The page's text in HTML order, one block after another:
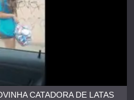
CATADORA DE LATAS